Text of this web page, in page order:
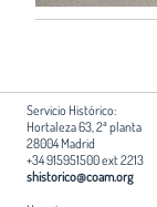
Servicio Histórico:
Hortaleza 63, 2ª planta
28004 Madrid
+34 915951500 ext 2213
shistorico@coam.org